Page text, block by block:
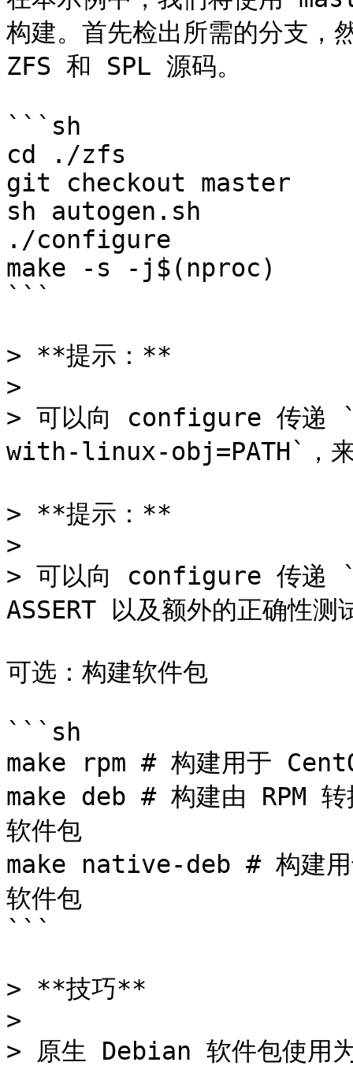
构建。首先检出所需的分支
ZFS 和 SPL 源码。
```sh
cd ./zfs
git checkout master
sh autogen.sh
./configure
make -s -j$(nproc)
```
> **提示：**
>
> 可以向 configure 传
with-linux-obj=PATH`，来
> **提示：**
>
> 可以向 configure 传递
ASSERT 以及额外的正确性测
可选：构建软件包
```sh
make rpm # 构建用于
make deb # 构建由 RPM
软件包
make native-deb # 构建
软件包
```
> **技巧**
>
> 原生 Debian 软件包使用